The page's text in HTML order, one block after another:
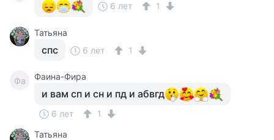
6 лет
1
Татьяна
спс 6 лет 1
Фа Фаина-Фира
и вам сп и сн и пд и абвгд
6 лет
1
Татьяна